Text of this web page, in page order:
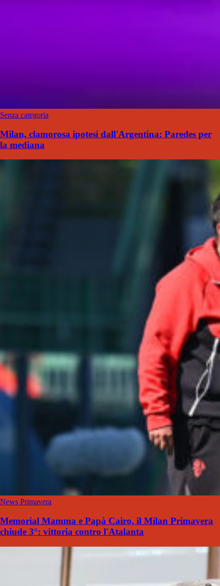
Senza categoria
Milan, clamorosa ipotesi dall'Argentina: Paredes per
la mediana
News Primavera
Memorial Mamma e Papà Cairo, il Milan Primavera
chiude 3°: vittoria contro l'Atalanta